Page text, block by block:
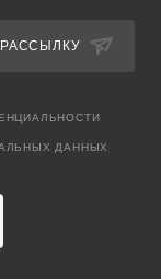
ДАННЫХ